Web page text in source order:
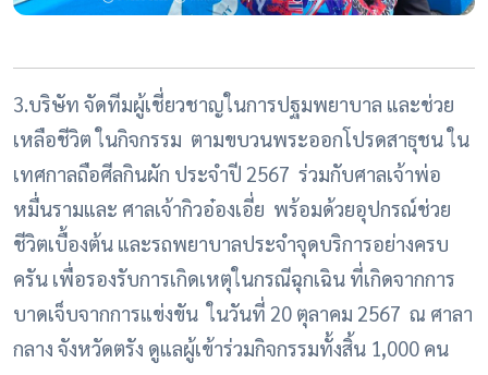
3.บริษัท จัดทีมผู้เชี่ยวชาญในการปฐมพยาบาล และช่วย
เหลือชีวิต ในกิจกรรม ตามขบวนพระออกโปรดสาธุชน ใน
เทศกาลถือศีลกินผัก ประจำปี 2567 ร่วมกับศาลเจ้าพ่อ
หมื่นรามและ ศาลเจ้ากิวอ๋องเอี่ย พร้อมด้วยอุปกรณ์ช่วย
ชีวิตเบื้องต้น และรถพยาบาลประจำจุดบริการอย่างครบ
ครัน เพื่อรองรับการเกิดเหตุในกรณีฉุกเฉิน ที่เกิดจากการ
บาดเจ็บจากการแข่งขัน ในวันที่ 20 ตุลาคม 2567 ณ ศาลา
กลาง จังหวัดตรัง ดูแลผู้เข้าร่วมกิจกรรมทั้งสิ้น 1,000 คน